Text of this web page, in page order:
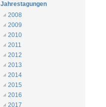
Jahrestagungen
2008
2009
2010
2011
2012
2013
2014
2015
2016
2017